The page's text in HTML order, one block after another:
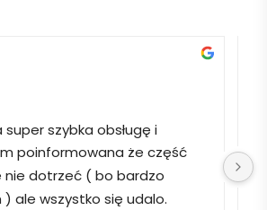
szybka obsługę i
poinformowana że część
nie dotrzeć ( bo bardzo
ale wszystko się udalo.